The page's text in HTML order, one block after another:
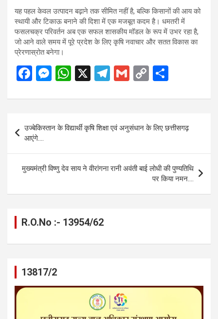
यह पहल केवल उत्पादन बढ़ाने तक सीमित नहीं है, बल्कि किसानों की आय को
स्थायी और टिकाऊ बनाने की दिशा में एक मजबूत कदम है। धमतरी में
फसलचक्र परिवर्तन अब एक सफल शासकीय मॉडल के रूप में उभर रहा है,
जो आने वाले समय में पूरे प्रदेश के लिए कृषि नवाचार और सतत विकास का
प्रेरणास्रोत बनेगा।
F
ce
b
o
o
k
M
se
n
g
er
W
at
A
p
p
X
T
e
gr
a
m
G
ail
C
py
Li
n
k
ar
e
navigation
उज्बेकिस्तान के विद्यार्थी कृषि शिक्षा एवं अनुसंधान के लिए छत्तीसगढ़
आएंगे….
मुख्यमंत्री विष्णु देव साय ने वीरांगना रानी अवंती बाई लोधी की पुण्यतिथि
पर किया नमन….
R.O.No :- 13954/62
13817/2